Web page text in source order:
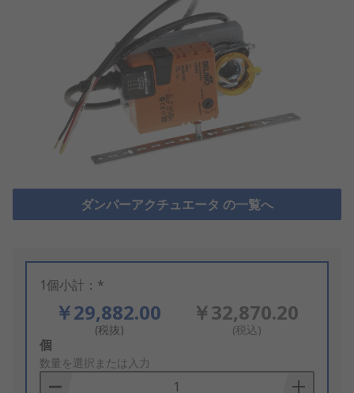
ダンパーアクチュエータ の一覧へ
1個小計：*
￥29,882.00
(税抜)
￥32,870.20
(税込)
Add
to
Basket
個
数量を選択または入力